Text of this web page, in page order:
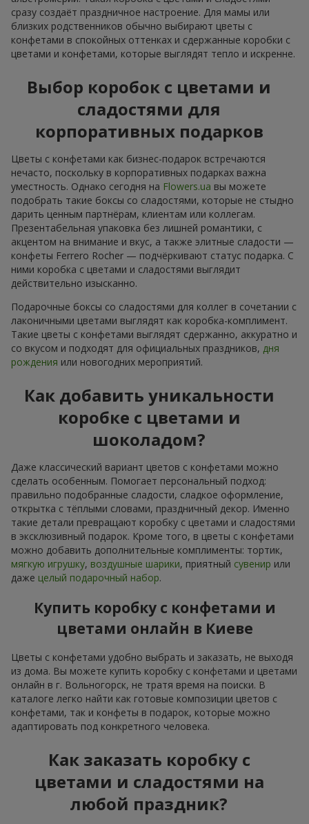
сразу создаёт праздничное настроение. Для мамы или
близких родственников обычно выбирают цветы с
конфетами в спокойных оттенках и сдержанные коробки с
цветами и конфетами, которые выглядят тепло и искренне.
Выбор коробок с цветами и
сладостями для
корпоративных подарков
Цветы с конфетами как бизнес-подарок встречаются
нечасто, поскольку в корпоративных подарках важна
уместность. Однако сегодня на Flowers.ua вы можете
подобрать такие боксы со сладостями, которые не стыдно
дарить ценным партнёрам, клиентам или коллегам.
Презентабельная упаковка без лишней романтики, с
акцентом на внимание и вкус, а также элитные сладости —
конфеты Ferrero Rocher — подчёркивают статус подарка. С
ними коробка с цветами и сладостями выглядит
действительно изысканно.
Подарочные боксы со сладостями для коллег в сочетании с
лаконичными цветами выглядят как коробка-комплимент.
Такие цветы с конфетами выглядят сдержанно, аккуратно и
со вкусом и подходят для официальных праздников, дня
рождения или новогодних мероприятий.
Как добавить уникальности
коробке с цветами и
шоколадом?
Даже классический вариант цветов с конфетами можно
сделать особенным. Помогает персональный подход:
правильно подобранные сладости, сладкое оформление,
открытка с тёплыми словами, праздничный декор. Именно
такие детали превращают коробку с цветами и сладостями
в эксклюзивный подарок. Кроме того, в цветы с конфетами
можно добавить дополнительные комплименты: тортик,
мягкую игрушку, воздушные шарики, приятный сувенир или
даже целый подарочный набор.
Купить коробку с конфетами и
цветами онлайн в Киеве
Цветы с конфетами удобно выбрать и заказать, не выходя
из дома. Вы можете купить коробку с конфетами и цветами
онлайн в г. Вольногорск, не тратя время на поиски. В
каталоге легко найти как готовые композиции цветов с
конфетами, так и конфеты в подарок, которые можно
адаптировать под конкретного человека.
Как заказать коробку с
цветами и сладостями на
любой праздник?